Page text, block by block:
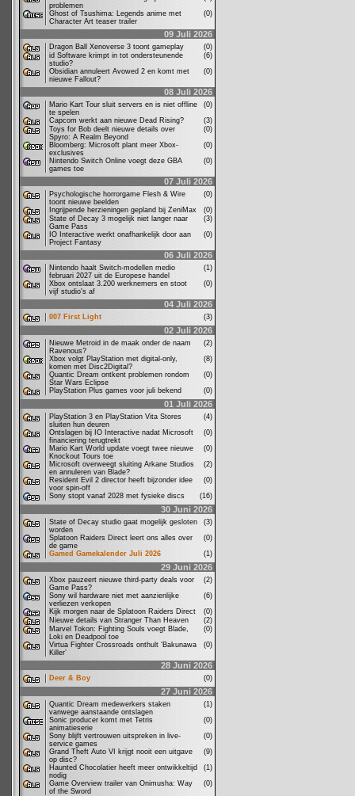
problemen
Ghost of Tsushima: Legends anime met
Character Art teaser trailer
(0)
09 Juli 2026
Dragon Ball Xenoverse 3 toont gameplay
(0)
id Software krimpt in tot ondersteunende
studio?
(6)
Obsidian annuleert Avowed 2 en komt met
nieuwe Fallout?
(0)
08 Juli 2026
Mario Kart Tour sluit servers en is niet offline
te spelen
(0)
Capcom werkt aan nieuwe Dead Rising?
(3)
Toys for Bob deelt nieuwe details over
Spyro: A Realm Beyond
(0)
Bloomberg: Microsoft plant meer Xbox-
exclusives
(0)
Nintendo Switch Online voegt deze GBA
games toe
(0)
07 Juli 2026
Psychologische horrorgame Flesh & Wire
toont nieuwe beelden
(0)
Ingrijpende herzieningen gepland bij ZeniMax
(0)
State of Decay 3 mogelijk niet langer naar
Game Pass
(3)
IO Interactive werkt onafhankelijk door aan
Project Fantasy
(0)
06 Juli 2026
Nintendo haalt Switch-modellen medio
februari 2027 uit de Europese handel
(1)
Xbox ontslaat 3.200 werknemers en stoot
vijf studio's af
(0)
04 Juli 2026
007 First Light (3)
02 Juli 2026
Nieuwe Metroid in de maak onder de naam
Ravenous?
(2)
Xbox volgt PlayStation met digital-only,
komen met Disc2Digital?
(8)
Quantic Dream ontkent problemen rondom
Star Wars Eclipse
(0)
PlayStation Plus games voor juli bekend
(0)
01 Juli 2026
PlayStation 3 en PlayStation Vita Stores
sluiten hun deuren
(4)
Ontslagen bij IO Interactive nadat Microsoft
financiering terugtrekt
(0)
Mario Kart World update voegt twee nieuwe
Knockout Tours toe
(0)
Microsoft overweegt sluiting Arkane Studios
en annuleren van Blade?
(2)
Resident Evil 2 director heeft bijzonder idee
voor spin-off
(0)
Sony stopt vanaf 2028 met fysieke discs
(16)
30 Juni 2026
State of Decay studio gaat mogelijk gesloten
worden
(3)
Splatoon Raiders Direct leert ons alles over
de game
(0)
Gamed Gamekalender Juli 2026
(1)
29 Juni 2026
Xbox pauzeert nieuwe third-party deals voor
Game Pass?
(2)
Sony wil hardware niet met aanzienlijke
verliezen verkopen
(6)
Kijk morgen naar de Splatoon Raiders Direct
(0)
Nieuwe details van Stranger Than Heaven
(2)
Marvel Tokon: Fighting Souls voegt Blade,
Loki en Deadpool toe
(0)
Virtua Fighter Crossroads onthult ‘Bakunawa
Killer’
(0)
28 Juni 2026
Deer & Boy (0)
27 Juni 2026
Quantic Dream medewerkers staken
vanwege aanstaande ontslagen
(1)
Sonic producer komt met Tetris
animatieserie
(0)
Sony blijft vertrouwen uitspreken in live-
service games
(0)
Grand Theft Auto VI krijgt nooit een uitgave
op disc?
(9)
Haunted Chocolatier heeft meer ontwikkeltijd
nodig
(1)
Game Overview trailer van Onimusha: Way
of the Sword
(0)